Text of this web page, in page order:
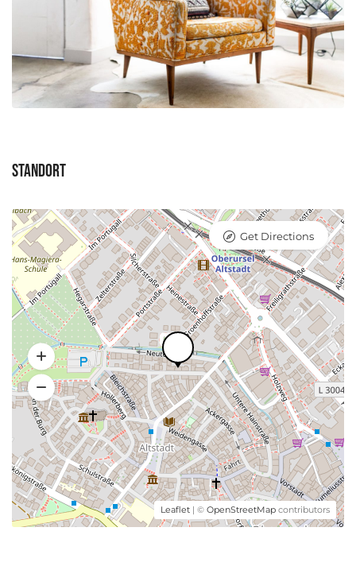
Standort
Leaflet | © OpenStreetMap contributors
Get Directions